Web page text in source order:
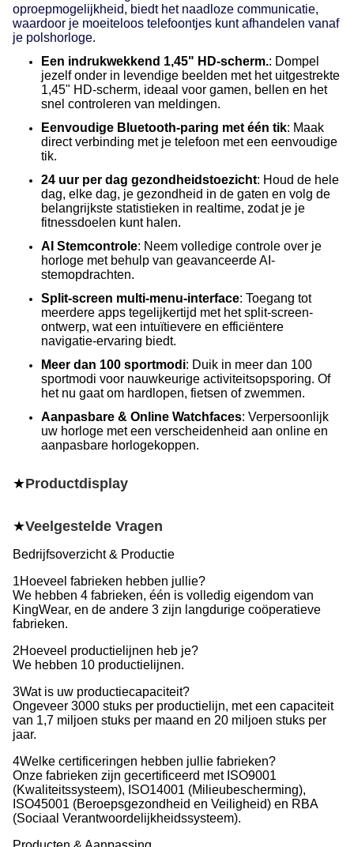
oproepmogelijkheid, biedt het naadloze communicatie,
waardoor je moeiteloos telefoontjes kunt afhandelen vanaf
je polshorloge.
Een indrukwekkend 1,45" HD-scherm.: Dompel
jezelf onder in levendige beelden met het uitgestrekte
1,45" HD-scherm, ideaal voor gamen, bellen en het
snel controleren van meldingen.
Eenvoudige Bluetooth-paring met één tik: Maak
direct verbinding met je telefoon met een eenvoudige
tik.
24 uur per dag gezondheidstoezicht: Houd de hele
dag, elke dag, je gezondheid in de gaten en volg de
belangrijkste statistieken in realtime, zodat je je
fitnessdoelen kunt halen.
AI Stemcontrole: Neem volledige controle over je
horloge met behulp van geavanceerde AI-
stemopdrachten.
Split-screen multi-menu-interface: Toegang tot
meerdere apps tegelijkertijd met het split-screen-
ontwerp, wat een intuïtievere en efficiëntere
navigatie-ervaring biedt.
Meer dan 100 sportmodi: Duik in meer dan 100
sportmodi voor nauwkeurige activiteitsopsporing. Of
het nu gaat om hardlopen, fietsen of zwemmen.
Aanpasbare & Online Watchfaces: Verpersoonlijk
uw horloge met een verscheidenheid aan online en
aanpasbare horlogekoppen.
★Productdisplay
★Veelgestelde Vragen
Bedrijfsoverzicht & Productie
1Hoeveel fabrieken hebben jullie?
We hebben 4 fabrieken, één is volledig eigendom van
KingWear, en de andere 3 zijn langdurige coöperatieve
fabrieken.
2Hoeveel productielijnen heb je?
We hebben 10 productielijnen.
3Wat is uw productiecapaciteit?
Ongeveer 3000 stuks per productielijn, met een capaciteit
van 1,7 miljoen stuks per maand en 20 miljoen stuks per
jaar.
4Welke certificeringen hebben jullie fabrieken?
Onze fabrieken zijn gecertificeerd met ISO9001
(Kwaliteitssysteem), ISO14001 (Milieubescherming),
ISO45001 (Beroepsgezondheid en Veiligheid) en RBA
(Sociaal Verantwoordelijkheidssysteem).